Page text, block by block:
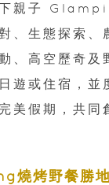
下親子
、生態探索、
、高空歷奇及
遊或住宿，並
美假期，共同
燒烤野餐勝